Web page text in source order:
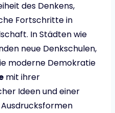
des Denkens,
Fortschritte in
In Städten wie
neue Denkschulen,
moderne Demokratie
mit ihrer
Ideen und einer